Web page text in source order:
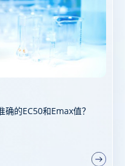
的EC50和Emax值？